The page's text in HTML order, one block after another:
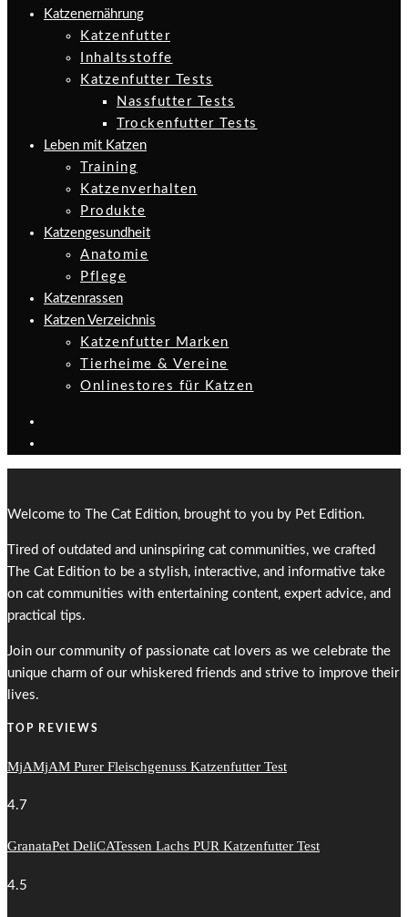
Katzenernährung
Katzenfutter
Inhaltsstoffe
Katzenfutter Tests
Nassfutter Tests
Trockenfutter Tests
Leben mit Katzen
Training
Katzenverhalten
Produkte
Katzengesundheit
Anatomie
Pflege
Katzenrassen
Katzen Verzeichnis
Katzenfutter Marken
Tierheime & Vereine
Onlinestores für Katzen
Welcome to The Cat Edition, brought to you by Pet Edition.
Tired of outdated and uninspiring cat communities, we crafted
The Cat Edition to be a stylish, interactive, and informative take
on cat communities with entertaining content, expert advice, and
practical tips.
Join our community of passionate cat lovers as we celebrate the
unique charm of our whiskered friends and strive to improve their
lives.
TOP REVIEWS
MjAMjAM Purer Fleischgenuss Katzenfutter Test
4.7
GranataPet DeliCATessen Lachs PUR Katzenfutter Test
4.5